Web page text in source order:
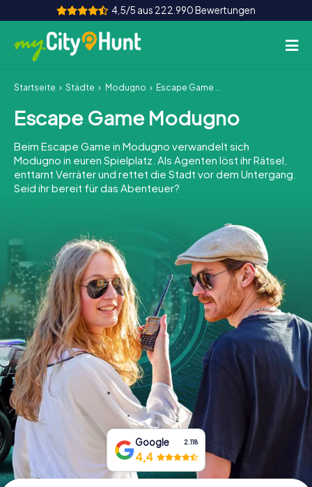
4,5/5 aus 222.990 Bewertungen
So funktioniert's
Städte
Touren
Teamevent
INT AT CH
DE
ES
FR UK
IE
IT
NL
Tickets buchen
Gutscheine bestellen
Startseite Städte Modugno Escape Game Modugno
Escape Game Modugno
Beim Escape Game in Modugno verwandelt sich
Modugno in euren Spielplatz. Als Agenten löst ihr Rätsel,
enttarnt Verräter und rettet die Stadt vor dem Untergang.
Seid ihr bereit für das Abenteuer?
Google 2.118
4,4